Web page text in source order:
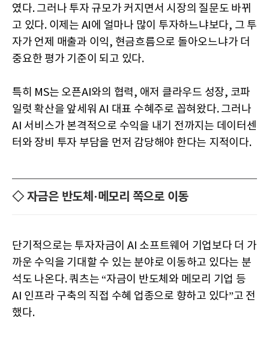
였다. 그러나 투자 규모가 커지면서 시장의 질문도 바뀌
고 있다. 이제는 AI에 얼마나 많이 투자하느냐보다, 그 투
자가 언제 매출과 이익, 현금흐름으로 돌아오느냐가 더
중요한 평가 기준이 되고 있다.
특히 MS는 오픈AI와의 협력, 애저 클라우드 성장, 코파
일럿 확산을 앞세워 AI 대표 수혜주로 꼽혀왔다. 그러나
AI 서비스가 본격적으로 수익을 내기 전까지는 데이터센
터와 장비 투자 부담을 먼저 감당해야 한다는 지적이다.
◇ 자금은 반도체·메모리 쪽으로 이동
단기적으로는 투자자금이 AI 소프트웨어 기업보다 더 가
까운 수익을 기대할 수 있는 분야로 이동하고 있다는 분
석도 나온다. 쿼츠는 “자금이 반도체와 메모리 기업 등
AI 인프라 구축의 직접 수혜 업종으로 향하고 있다”고 전
했다.